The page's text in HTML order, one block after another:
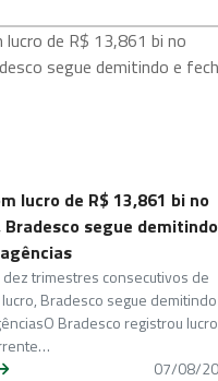
lucro de R$ 13,861 bi no
segue
dez trimestres consecutivos de
Bradesco segue
Bradesco registrou lucro
07/08/